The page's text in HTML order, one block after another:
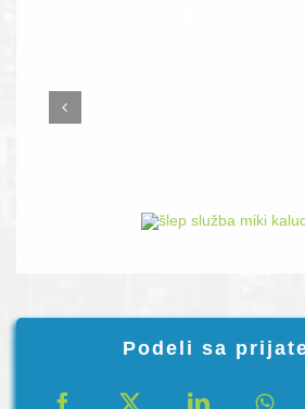
Podeli sa